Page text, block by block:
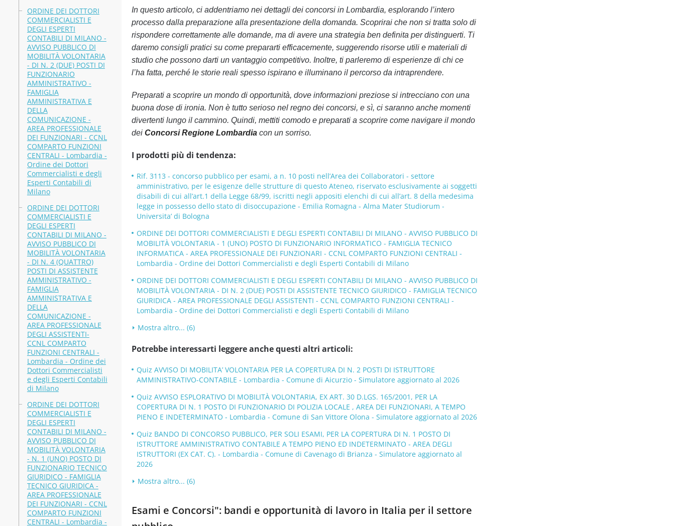
ORDINE DEI DOTTORI
COMMERCIALISTI E
DEGLI ESPERTI
CONTABILI DI MILANO -
AVVISO PUBBLICO DI
MOBILITÀ VOLONTARIA
- DI N. 2 (DUE) POSTI DI
FUNZIONARIO
AMMINISTRATIVO -
FAMIGLIA
AMMINISTRATIVA E
DELLA
COMUNICAZIONE -
AREA PROFESSIONALE
DEI FUNZIONARI - CCNL
COMPARTO FUNZIONI
CENTRALI - Lombardia -
Ordine dei Dottori
Commercialisti e degli
Esperti Contabili di
Milano
ORDINE DEI DOTTORI
COMMERCIALISTI E
DEGLI ESPERTI
CONTABILI DI MILANO -
AVVISO PUBBLICO DI
MOBILITÀ VOLONTARIA
- DI N. 4 (QUATTRO)
POSTI DI ASSISTENTE
AMMINISTRATIVO -
FAMIGLIA
AMMINISTRATIVA E
DELLA
COMUNICAZIONE -
AREA PROFESSIONALE
DEGLI ASSISTENTI-
CCNL COMPARTO
FUNZIONI CENTRALI -
Lombardia - Ordine dei
Dottori Commercialisti
e degli Esperti Contabili
di Milano
ORDINE DEI DOTTORI
COMMERCIALISTI E
DEGLI ESPERTI
CONTABILI DI MILANO -
AVVISO PUBBLICO DI
MOBILITÀ VOLONTARIA
- N. 1 (UNO) POSTO DI
FUNZIONARIO TECNICO
GIURIDICO - FAMIGLIA
TECNICO GIURIDICA -
AREA PROFESSIONALE
DEI FUNZIONARI - CCNL
COMPARTO FUNZIONI
CENTRALI - Lombardia -
In questo articolo, ci addentriamo nei dettagli dei concorsi in Lombardia, esplorando l’intero
processo dalla preparazione alla presentazione della domanda. Scoprirai che non si tratta solo di
rispondere correttamente alle domande, ma di avere una strategia ben definita per distinguerti. Ti
daremo consigli pratici su come prepararti efficacemente, suggerendo risorse utili e materiali di
studio che possono darti un vantaggio competitivo. Inoltre, ti parleremo di esperienze di chi ce
l’ha fatta, perché le storie reali spesso ispirano e illuminano il percorso da intraprendere.
Preparati a scoprire un mondo di opportunità, dove informazioni preziose si intrecciano con una
buona dose di ironia. Non è tutto serioso nel regno dei concorsi, e sì, ci saranno anche momenti
divertenti lungo il cammino. Quindi, mettiti comodo e preparati a scoprire come navigare il mondo
dei Concorsi Regione Lombardiacon un sorriso.
I prodotti più di tendenza:
Rif. 3113 - concorso pubblico per esami, a n. 10 posti nell’Area dei Collaboratori - settore
amministrativo, per le esigenze delle strutture di questo Ateneo, riservato esclusivamente ai soggetti
disabili di cui all’art.1 della Legge 68/99, iscritti negli appositi elenchi di cui all’art. 8 della medesima
legge in possesso dello stato di disoccupazione - Emilia Romagna - Alma Mater Studiorum -
Universita’ di Bologna
ORDINE DEI DOTTORI COMMERCIALISTI E DEGLI ESPERTI CONTABILI DI MILANO - AVVISO PUBBLICO DI
MOBILITÀ VOLONTARIA - 1 (UNO) POSTO DI FUNZIONARIO INFORMATICO - FAMIGLIA TECNICO
INFORMATICA - AREA PROFESSIONALE DEI FUNZIONARI - CCNL COMPARTO FUNZIONI CENTRALI -
Lombardia - Ordine dei Dottori Commercialisti e degli Esperti Contabili di Milano
ORDINE DEI DOTTORI COMMERCIALISTI E DEGLI ESPERTI CONTABILI DI MILANO - AVVISO PUBBLICO DI
MOBILITÀ VOLONTARIA - DI N. 2 (DUE) POSTI DI ASSISTENTE TECNICO GIURIDICO - FAMIGLIA TECNICO
GIURIDICA - AREA PROFESSIONALE DEGLI ASSISTENTI - CCNL COMPARTO FUNZIONI CENTRALI -
Lombardia - Ordine dei Dottori Commercialisti e degli Esperti Contabili di Milano
Mostra altro... (6)
Potrebbe interessarti leggere anche questi altri articoli:
Quiz AVVISO DI MOBILITA’ VOLONTARIA PER LA COPERTURA DI N. 2 POSTI DI ISTRUTTORE
AMMINISTRATIVO-CONTABILE - Lombardia - Comune di Aicurzio - Simulatore aggiornato al 2026
Quiz AVVISO ESPLORATIVO DI MOBILITÀ VOLONTARIA, EX ART. 30 D.LGS. 165/2001, PER LA
COPERTURA DI N. 1 POSTO DI FUNZIONARIO DI POLIZIA LOCALE , AREA DEI FUNZIONARI, A TEMPO
PIENO E INDETERMINATO - Lombardia - Comune di San Vittore Olona - Simulatore aggiornato al 2026
Quiz BANDO DI CONCORSO PUBBLICO, PER SOLI ESAMI, PER LA COPERTURA DI N. 1 POSTO DI
ISTRUTTORE AMMINISTRATIVO CONTABILE A TEMPO PIENO ED INDETERMINATO - AREA DEGLI
ISTRUTTORI (EX CAT. C). - Lombardia - Comune di Cavenago di Brianza - Simulatore aggiornato al
2026
Mostra altro... (6)
Esami e Concorsi": bandi e opportunità di lavoro in Italia per il settore